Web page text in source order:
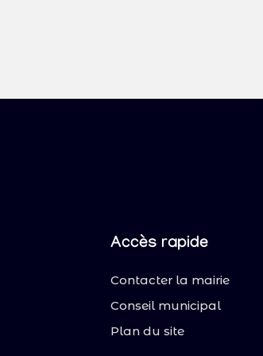
Accès rapide
Contacter la mairie
Conseil municipal
Plan du site